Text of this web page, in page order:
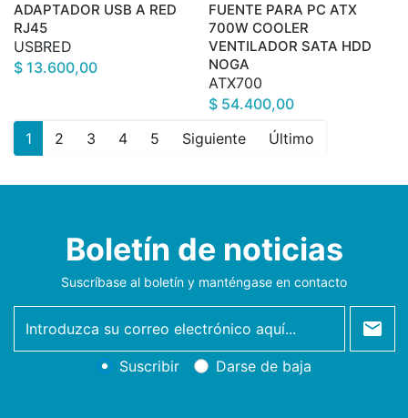
ADAPTADOR USB A RED
RJ45
USBRED
$ 13.600,00
FUENTE PARA PC ATX
700W COOLER
VENTILADOR SATA HDD
NOGA
ATX700
$ 54.400,00
1
2 3 4 5 Siguiente Último
Boletín de noticias
Suscríbase al boletín y manténgase en contacto
newsletter
Suscribir Darse de baja